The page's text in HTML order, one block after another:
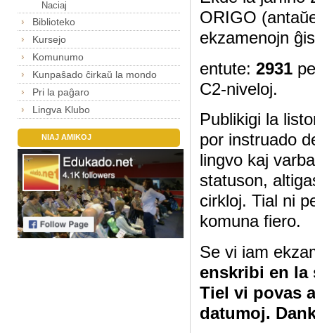
Naciaj
Biblioteko
Kursejo
Komunumo
Kunpaŝado ĉirkaŭ la mondo
Pri la paĝaro
Lingva Klubo
NIAJ AMIKOJ
ORIGO
ekzamenojn
entute:2931
C2-niveloj.
Publikigi la
por instruado
lingvo kaj
statuson,
cirkloj. Tial ni
komuna fiero.
Se vi iam
enskribi en la
Tiel vi povas
datumoj.